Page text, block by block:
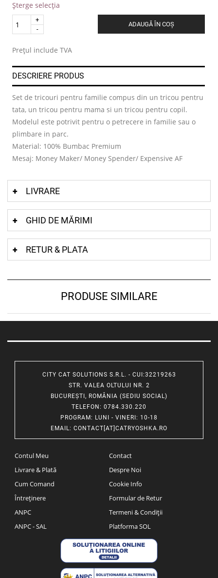
Șterge selecția
Quantity
ADAUGĂ ÎN COȘ
Prețul include TVA
DESCRIERE PRODUS
Set de tricouri pentru familie compus din un tricou pentru
tata, un tricou pentru mama si un tricou pentru copil.
Modelul este potrivit pentru o petrecere in familie sau o
plimbare in parc.
Material: 100% Bumbac Premium
Mesaj: Money Maker/ Money Spender/ Expensive AF
LIVRARE
GHID DE MĂRIMI
RETUR & PLATA
PRODUSE SIMILARE
CITY CAT SOLUTIONS S.R.L. - CUI:32219263
STR. VALEA OLTULUI NR. 2
BUCUREȘTI, ROMÂNIA (SEDIU SOCIAL)
TELEFON : 0784.330.220
PROGRAM: LUNI - VINERI: 10-18
EMAIL: CONTACT[AT]CATRYOSHKA.RO
Contul Meu
Livrare & Plată
Cum Comand
Întreținere
ANPC
ANPC - SAL
Contact
Despre Noi
Cookie Info
Formular de Retur
Termeni & Condiții
Platforma SOL